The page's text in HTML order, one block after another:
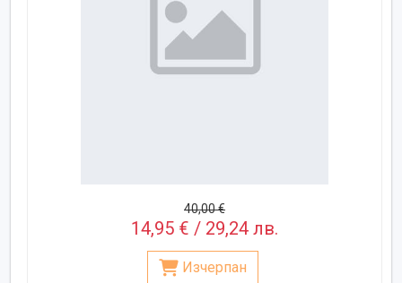
40,00 €
14,95 € / 29,24 лв.
Изчерпан